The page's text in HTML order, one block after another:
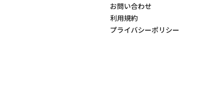
お問い合わせ
利用規約
プライバシーポリシー